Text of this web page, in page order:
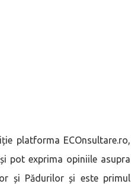
platforma ECOnsultare.ro,
pot exprima opiniile asupra
și Pădurilor și este primul